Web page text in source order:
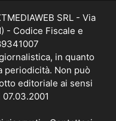
SRL - Via
- Codice Fiscale e
in quanto
periodicità. Non può
editoriale ai sensi